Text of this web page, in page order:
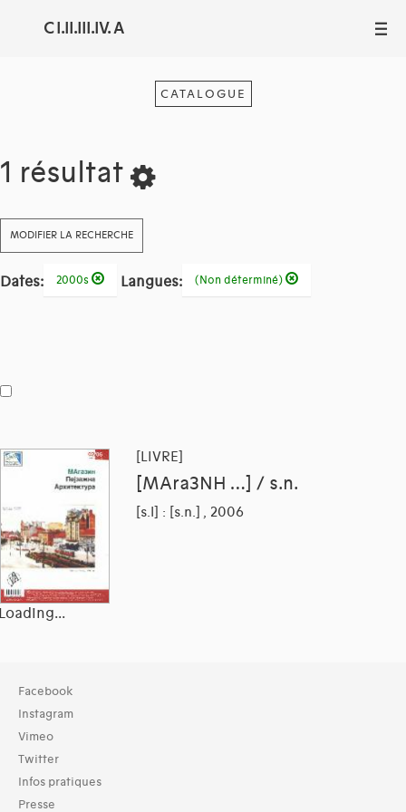
C I.II.III.IV. A III
CATALOGUE
1 résultat
MODIFIER LA RECHERCHE
Dates: 2000s Langues: (Non déterminé)
[LIVRE]
[MAra3NH …] / s.n.
[s.l] : [s.n.] , 2006
Facebook
Instagram
Vimeo
Twitter
Infos pratiques
Presse